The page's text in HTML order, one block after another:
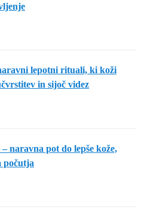
lepotni rituali, ki koži
in sijoč videz
naravna pot do lepše kože,
počutja